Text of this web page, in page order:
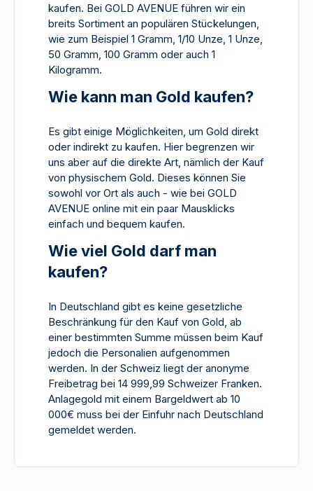
kaufen. Bei GOLD AVENUE führen wir ein
breits Sortiment an populären Stückelungen,
wie zum Beispiel 1 Gramm, 1/10 Unze, 1 Unze,
50 Gramm, 100 Gramm oder auch 1
Kilogramm.
Wie kann man Gold kaufen?
Es gibt einige Möglichkeiten, um Gold direkt
oder indirekt zu kaufen. Hier begrenzen wir
uns aber auf die direkte Art, nämlich der Kauf
von physischem Gold. Dieses können Sie
sowohl vor Ort als auch - wie bei GOLD
AVENUE online mit ein paar Mausklicks
einfach und bequem kaufen.
Wie viel Gold darf man
kaufen?
In Deutschland gibt es keine gesetzliche
Beschränkung für den Kauf von Gold, ab
einer bestimmten Summe müssen beim Kauf
jedoch die Personalien aufgenommen
werden. In der Schweiz liegt der anonyme
Freibetrag bei 14 999,99 Schweizer Franken.
Anlagegold mit einem Bargeldwert ab 10
000€ muss bei der Einfuhr nach Deutschland
gemeldet werden.